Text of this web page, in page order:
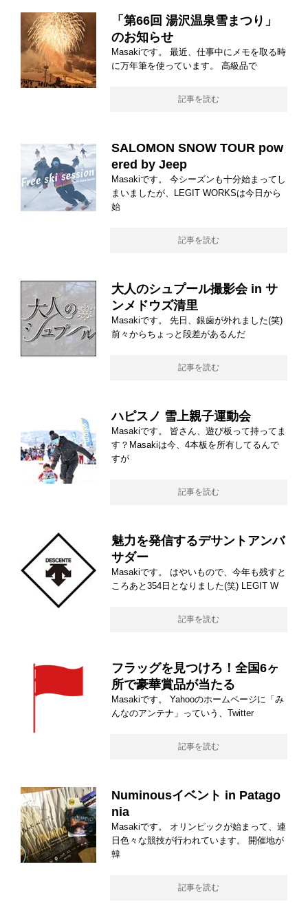
「第66回 湯沢温泉雪まつり」
のお知らせ
Masakiです。 最近、仕事中にメモを取る時
に万年筆を使っています。 高級品で
記事を読む
SALOMON SNOW TOUR pow
ered by Jeep
Masakiです。 今シーズンも十分始まってし
まいましたが、LEGIT WORKSは今日から
始
記事を読む
大人のシュプール撮影会 in サ
ンメドウズ清里
Masakiです。 先日、銀歯が外れました(笑)
前々からちょっと段差があるんだ
記事を読む
ハピスノ 雪上親子運動会
Masakiです。 皆さん、遊び板って持ってま
す？Masakiは今、4本板を所有してるんで
すが
記事を読む
魅力を発信するデサントアンバ
サダー
Masakiです。 はやいもので、今年も残すと
ころあと354日となりました(笑) LEGIT W
記事を読む
フラッグを見つけろ！全国6ヶ
所で豪華賞品が当たる
Masakiです。 Yahooのホームページに「み
んなのアンテナ」っていう、Twitter
記事を読む
Numinousイベント in Patago
nia
Masakiです。 オリンピックが始まって、連
日色々な競技が行われています。 開催地が
韓
記事を読む